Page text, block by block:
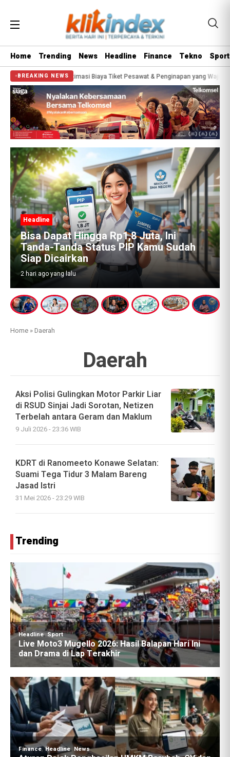
Home Trending News Headline Finance Tekno Sport
BREAKING NEWS
Estimasi Biaya Tiket Pesawat & Penginapan yang Wajib Disiapkan
Headline
Emas Batangan 74 Kg dan Tanda Tanya
Besar: Siapa Pemilik Sebenarnya di
Balik Aset Febrie Adriansyah?
5 hari ago yang lalu
Home »Daerah
Daerah
Aksi Polisi Gulingkan Motor Parkir Liar
di RSUD Sinjai Jadi Sorotan, Netizen
Terbelah antara Geram dan Maklum
9 Juli 2026 - 23:36 WIB
KDRT di Ranomeeto Konawe Selatan:
Suami Tega Tidur 3 Malam Bareng
Jasad Istri
31 Mei 2026 - 23:29 WIB
Trending